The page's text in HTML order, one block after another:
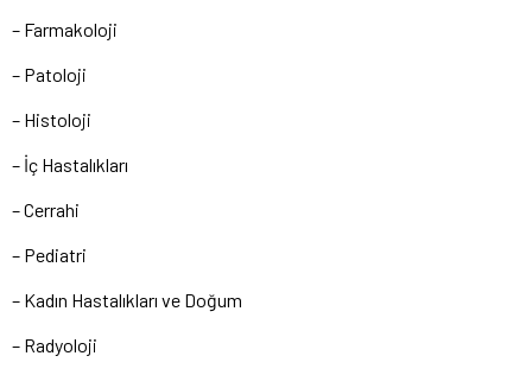
– Farmakoloji
– Patoloji
– Histoloji
– İç Hastalıkları
– Cerrahi
– Pediatri
– Kadın Hastalıkları ve Doğum
– Radyoloji